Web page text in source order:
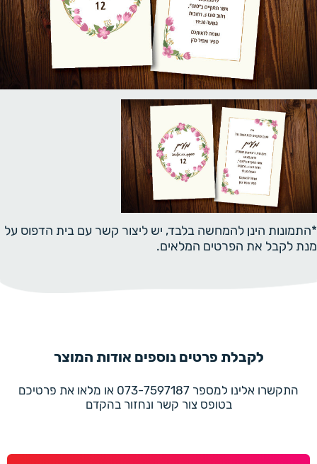
*התמונות הינן להמחשה בלבד, יש ליצור קשר עם בית הדפוס על
מנת לקבל את הפרטים המלאים.
לקבלת פרטים נוספים אודות המוצר
התקשרו אלינו למספר 073-7597187 או מלאו את פרטיכם
בטופס צור קשר ונחזור בהקדם